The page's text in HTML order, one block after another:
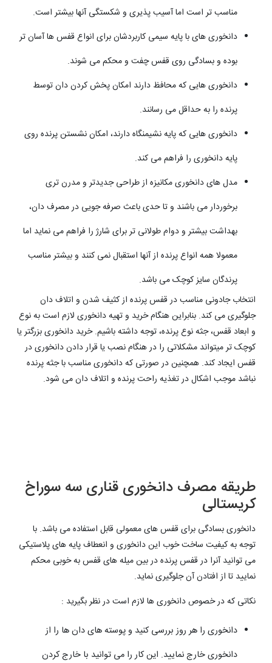
مناسب تر است اما آسیب پذیری و شکستگی آنها بیشتر است.
دانخوری های با پایه سیمی کاربردشان برای انواع قفس ها آسان تر
بوده و بسادگی روی قفس چفت و محکم می شوند.
دانخوری هایی که محافظ دارند امکان پخش کردن دان توسط
پرنده را به حداقل می رسانند.
دانخوری هایی که پایه نشیمنگاه دارند، امکان نشستن پرنده روی
پایه دانخوری را فراهم می کند.
مدل های دانخوری مکانیزه از طراحی جدیدتر و مدرن تری
برخوردار می باشند و تا حدی باعث صرفه جویی در مصرف دان،
بهداشت بیشتر و دوام طولانی تر برای شارژ را فراهم می نماید اما
معمولا همه انواع پرنده از آنها استقبال نمی کنند و بیشتر مناسب
پرندگان سایز کوچک می باشد.
انتخاب جادونی مناسب در قفس پرنده از کثیف شدن و اتلاف دان
جلوگیری می کند. بنابراین هنگام خرید و تهیه دانخوری لازم است به نوع
و ابعاد قفس، جثه نوع پرنده، توجه داشته باشیم. خرید دانخوری بزرگتر یا
کوچک تر میتواند مشکلاتی را در هنگام نصب یا قرار دادن دانخوری در
قفس ایجاد کند. همچنین در صورتی که دانخوری مناسب با جثه پرنده
نباشد موجب اشکال در تغذیه راحت پرنده و اتلاف دان می شود.
طریقه مصرف دانخوری قناری سه سوراخ
کریستالی
دانخوری بسادگی برای قفس های معمولی قابل استفاده می باشد. با
توجه به کیفیت ساخت خوب این دانخوری و انعطاف پایه های پلاستیکی
می توانید آنرا در قفس پرنده در بین میله های قفس به خوبی محکم
نمایید تا از افتادن آن جلوگیری نماید.
نکاتی که در خصوص دانخوری ها لازم است در نظر بگیرید :
​دانخوری را هر روز بررسی کنید و پوسته های دان ها را از
دانخوری خارج نمایید. این کار را می توانید با خارج کردن